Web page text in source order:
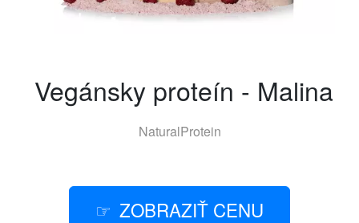
Vegánsky proteín - Malina
NaturalProtein
ZOBRAZIŤ CENU